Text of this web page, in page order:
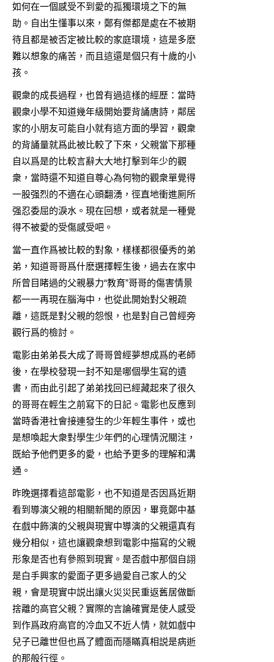
如何在一個感受不到愛的孤獨環境之下的無
助。自出生懂事以來，鄭有傑都是處在不被期
待且都是被否定被比較的家庭環境，這是多麽
難以想象的痛苦，而且這還是個只有十歲的小
孩。
觀衆的成長過程，也曾有過這樣的經歷：當時
觀衆小學不知道幾年級開始要背誦唐詩，鄰居
家的小朋友可能自小就有這方面的學習，觀衆
的背誦量就爲此被比較了下來，父親當下那種
自以爲是的比較言辭大大地打擊到年少的觀
衆，當時還不知道自尊心為何物的觀衆單覺得
一股强烈的不適在心頭翻湧，徑直地衝進厠所
强忍委屈的淚水。現在回想，或者就是一種覺
得不被愛的受傷感受吧。
當一直作爲被比較的對象，樣樣都很優秀的弟
弟，知道哥哥爲什麽選擇輕生後，過去在家中
所曾目睹過的父親暴力“教育”哥哥的傷害情景
都一一再現在腦海中，也從此開始對父親疏
離，這既是對父親的怨恨，也是對自己曾經旁
觀行爲的檢討。
電影由弟弟長大成了哥哥曾經夢想成爲的老師
後，在學校發現一封不知是哪個學生寫的遺
書，而由此引起了弟弟找回已經藏起來了很久
的哥哥在輕生之前寫下的日記。電影也反應到
當時香港社會接連發生的少年輕生事件，或也
是想喚起大衆對學生少年們的心理情況關注，
既給予他們更多的愛，也給予更多的理解和溝
通。
昨晚選擇看這部電影，也不知道是否因爲近期
看到導演父親的相關新聞的原因，畢竟鄭中基
在戲中飾演的父親與現實中導演的父親還真有
幾分相似，這也讓觀衆想到電影中描寫的父親
形象是否也有參照到現實。是否戲中那個自詡
是白手興家的愛面子更多過愛自己家人的父
親，會是現實中説出讓火災災民重返舊居做斷
捨離的高官父親？實際的言論確實是使人感受
到作爲政府高官的冷血又不近人情，就如戲中
兒子已離世但也爲了體面而隱瞞真相説是病逝
的那般行徑。